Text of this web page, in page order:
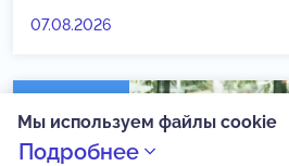
07.08.2026
Мы используем файлы cookie
Подробнее